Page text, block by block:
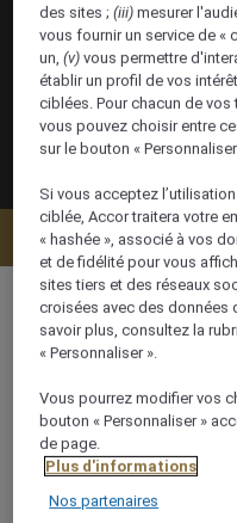
Vue sur la
3 x
des sites ;(iii) mesurer
vous fournir un service de «
un,(v) vous permettre
établir un profil de vos
ciblées. Pour chacun de
vous pouvez choisir entre
sur le bouton « Personnaliser
Si vous acceptez
ciblée, Accor traitera votre
« hashée », associé à vos
et de fidélité pour vous
sites tiers et des réseaux
croisées avec des données
savoir plus, consultez la
« Personnaliser ».
Vous pourrez modifier vos
bouton « Personnaliser »
de page.
Plus d'informations
Nos partenaires